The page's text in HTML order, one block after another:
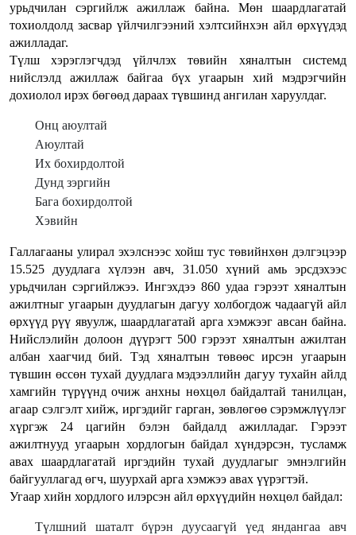
урьдчилан сэргийлж ажиллаж байна. Мөн шаардлагатай
тохиолдолд засвар үйлчилгээний хэлтсийнхэн айл өрхүүдэд
ажилладаг.
Түлш хэрэглэгчдэд үйлчлэх төвийн хяналтын системд
нийслэлд ажиллаж байгаа бүх угаарын хий мэдрэгчийн
дохиолол ирэх бөгөөд дараах түвшинд ангилан харуулдаг.
Онц аюултай
Аюултай
Их бохирдолтой
Дунд зэргийн
Бага бохирдолтой
Хэвийн
Галлагааны улирал эхэлснээс хойш тус төвийнхөн дэлгэцээр
15.525 дуудлага хүлээн авч, 31.050 хүний амь эрсдэхээс
урьдчилан сэргийлжээ. Ингэхдээ 860 удаа гэрээт хяналтын
ажилтныг угаарын дуудлагын дагуу холбогдож чадаагүй айл
өрхүүд рүү явуулж, шаардлагатай арга хэмжээг авсан байна.
Нийслэлийн долоон дүүрэгт 500 гэрээт хяналтын ажилтан
албан хаагчид бий. Тэд хяналтын төвөөс ирсэн угаарын
түвшин өссөн тухай дуудлага мэдээллийн дагуу тухайн айлд
хамгийн түрүүнд очиж анхны нөхцөл байдалтай танилцан,
агаар сэлгэлт хийж, иргэдийг гарган, зөвлөгөө сэрэмжлүүлэг
хүргэж 24 цагийн бэлэн байдалд ажилладаг. Гэрээт
ажилтнууд угаарын хордлогын байдал хүндэрсэн, тусламж
авах шаардлагатай иргэдийн тухай дуудлагыг эмнэлгийн
байгууллагад өгч, шуурхай арга хэмжээ авах үүрэгтэй.
Угаар хийн хордлого илэрсэн айл өрхүүдийн нөхцөл байдал:
Түлшний шаталт бүрэн дуусаагүй үед яндангаа авч